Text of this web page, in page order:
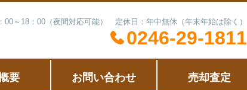
00～18：00（夜間対応可能） 定休日：年中無休（年末年始は除く）
0246-29-1811
要 お問い合わせ 売却査定